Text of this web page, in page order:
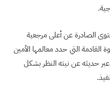
الصادرة عن أعلى مرجعية
التي حدد معالمها الأمين
حديثه عن نيته النظر بشكل